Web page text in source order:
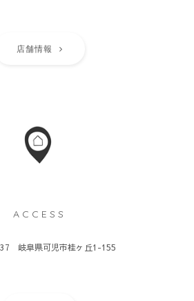
店舗情報
ACCESS
岐阜県可児市桂ヶ丘1-155